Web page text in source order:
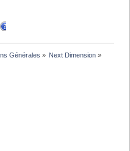
Générales » Next Dimension »